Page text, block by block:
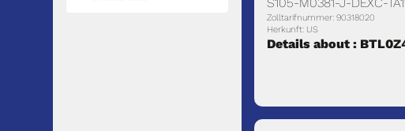
Zolltarifnummer: 90318020
Herkunft: US
Details about :